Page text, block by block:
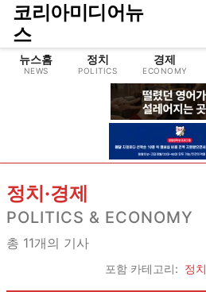
코리아미디어뉴
스
뉴스홈
NEWS
정치
POLITICS
경제
ECONOMY
정치·경제
POLITICS & ECONOMY
총 11개의 기사
포함 카테고리: 정치